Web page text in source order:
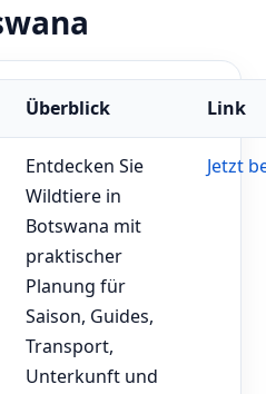
Überblick Link
Entdecken Sie
Wildtiere in
Botswana mit
praktischer
Planung für
Saison, Guides,
Transport,
Unterkunft und
Jetzt